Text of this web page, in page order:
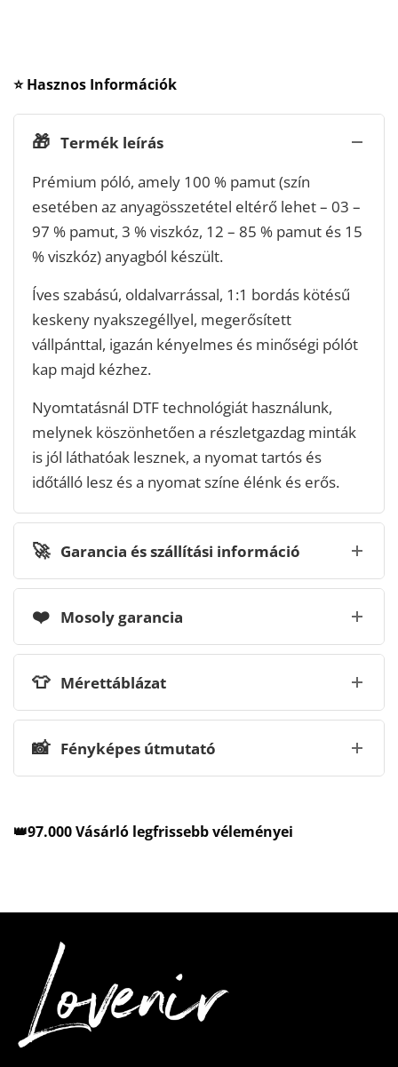
⭐ Hasznos Információk
🎁 Termék leírás
Prémium póló, amely 100 % pamut (szín
esetében az anyagösszetétel eltérő lehet – 03 –
97 % pamut, 3 % viszkóz, 12 – 85 % pamut és 15
% viszkóz) anyagból készült.
Íves szabású, oldalvarrással, 1:1 bordás kötésű
keskeny nyakszegéllyel, megerősített
vállpánttal, igazán kényelmes és minőségi pólót
kap majd kézhez.
Nyomtatásnál DTF technológiát használunk,
melynek köszönhetően a részletgazdag minták
is jól láthatóak lesznek, a nyomat tartós és
időtálló lesz és a nyomat színe élénk és erős.
🚀 Garancia és szállítási információ
❤️ Mosoly garancia
👕 Mérettáblázat
📸 Fényképes útmutató
👑97.000 Vásárló legfrissebb véleményei